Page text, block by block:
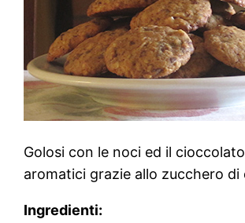
Golosi con le noci ed il
aromatici grazie allo zucchero di
Ingredienti: